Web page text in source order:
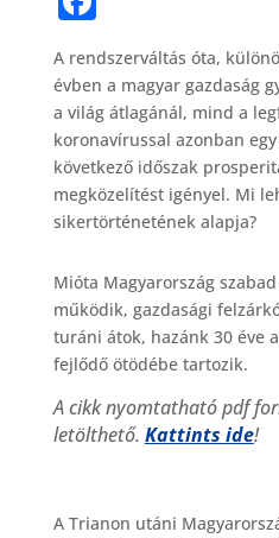
a
c
e
b
o
o
k
A rendszerváltás óta,
évben a magyar gazdaság
a világ átlagánál, mind a
koronavírussal azonban
következő időszak
megközelítést igényel. Mi
sikertörténetének alapja?
Mióta Magyarország
működik, gazdasági
turáni átok, hazánk 30 éve
fejlődő ötödébe tartozik.
A cikk nyomtatható pdf
letölthető. Kattints ide!
A Trianon utáni